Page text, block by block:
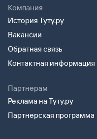
Компания
История Туту.ру
Вакансии
Обратная связь
Контактная информация
Партнерам
Реклама на Туту.ру
Партнерская программа